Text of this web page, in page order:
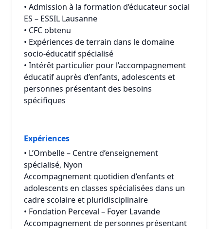
• Admission à la formation d’éducateur social
ES – ESSIL Lausanne
• CFC obtenu
• Expériences de terrain dans le domaine
socio-éducatif spécialisé
• Intérêt particulier pour l’accompagnement
éducatif auprès d’enfants, adolescents et
personnes présentant des besoins
spécifiques
Expériences
• L’Ombelle – Centre d’enseignement
spécialisé, Nyon
Accompagnement quotidien d’enfants et
adolescents en classes spécialisées dans un
cadre scolaire et pluridisciplinaire
• Fondation Perceval – Foyer Lavande
Accompagnement de personnes présentant